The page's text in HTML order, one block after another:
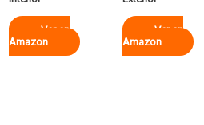
Ver en
Amazon
Ver en
Amazon